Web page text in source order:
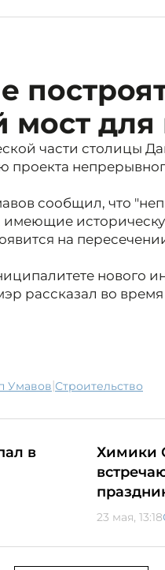
мост
части столицы
проекта
сообщил, что
на
нового
рассказал во
Умавов| строительство
в
Химики
23 мая, 13:18